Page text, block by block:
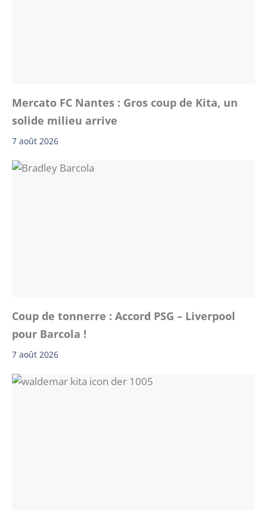
Mercato FC Nantes : Gros coup de Kita, un
solide milieu arrive
7 août 2026
Coup de tonnerre : Accord PSG – Liverpool
pour Barcola !
7 août 2026